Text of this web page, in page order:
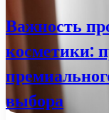
Важность
косметики:
выбора